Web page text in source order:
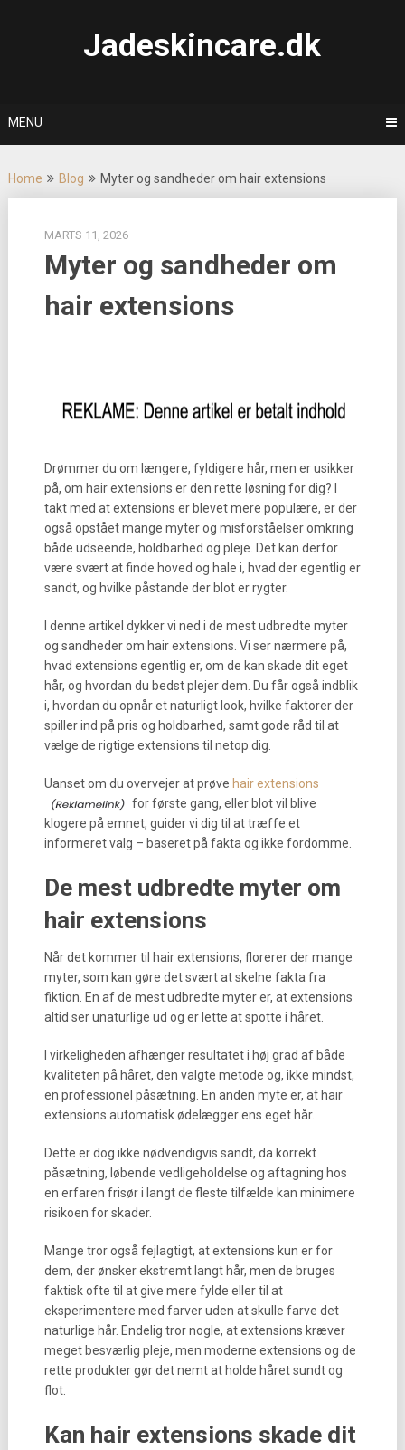
Jadeskincare.dk
MENU
Home Blog Myter og sandheder om hair extensions
MARTS 11, 2026
Myter og sandheder om
hair extensions
Drømmer du om længere, fyldigere hår, men er usikker
på, om hair extensions er den rette løsning for dig? I
takt med at extensions er blevet mere populære, er der
også opstået mange myter og misforståelser omkring
både udseende, holdbarhed og pleje. Det kan derfor
være svært at finde hoved og hale i, hvad der egentlig er
sandt, og hvilke påstande der blot er rygter.
I denne artikel dykker vi ned i de mest udbredte myter
og sandheder om hair extensions. Vi ser nærmere på,
hvad extensions egentlig er, om de kan skade dit eget
hår, og hvordan du bedst plejer dem. Du får også indblik
i, hvordan du opnår et naturligt look, hvilke faktorer der
spiller ind på pris og holdbarhed, samt gode råd til at
vælge de rigtige extensions til netop dig.
Uanset om du overvejer at prøve hair extensions
for første gang, eller blot vil blive
klogere på emnet, guider vi dig til at træffe et
informeret valg – baseret på fakta og ikke fordomme.
De mest udbredte myter om
hair extensions
Når det kommer til hair extensions, florerer der mange
myter, som kan gøre det svært at skelne fakta fra
fiktion. En af de mest udbredte myter er, at extensions
altid ser unaturlige ud og er lette at spotte i håret.
I virkeligheden afhænger resultatet i høj grad af både
kvaliteten på håret, den valgte metode og, ikke mindst,
en professionel påsætning. En anden myte er, at hair
extensions automatisk ødelægger ens eget hår.
Dette er dog ikke nødvendigvis sandt, da korrekt
påsætning, løbende vedligeholdelse og aftagning hos
en erfaren frisør i langt de fleste tilfælde kan minimere
risikoen for skader.
Mange tror også fejlagtigt, at extensions kun er for
dem, der ønsker ekstremt langt hår, men de bruges
faktisk ofte til at give mere fylde eller til at
eksperimentere med farver uden at skulle farve det
naturlige hår. Endelig tror nogle, at extensions kræver
meget besværlig pleje, men moderne extensions og de
rette produkter gør det nemt at holde håret sundt og
flot.
Kan hair extensions skade dit